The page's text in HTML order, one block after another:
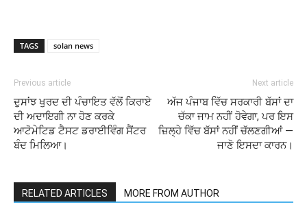
TAGS solan news
Previous article
ਦੁਸਾਂਝ ਖੁਰਦ ਦੀ ਪੰਚਾਇਤ ਵੱਲੋਂ ਕਿਰਾਏ
ਦੀ ਅਦਾਇਗੀ ਨਾ ਹੋਣ ਕਰਕੇ
ਆਟੋਮੇਟਿਡ ਟੈਸਟ ਡਰਾਈਵਿੰਗ ਸੈਂਟਰ
ਬੰਦ ਮਿਲਿਆ।
Next article
ਅੱਜ ਪੰਜਾਬ ਵਿੱਚ ਸਰਕਾਰੀ ਬੱਸਾਂ ਦਾ
ਚੱਕਾ ਜਾਮ ਨਹੀਂ ਹੋਵੇਗਾ, ਪਰ ਇਸ
ਜ਼ਿਲ੍ਹੇ ਵਿੱਚ ਬੱਸਾਂ ਨਹੀਂ ਚੱਲਣਗੀਆਂ —
ਜਾਣੋ ਇਸਦਾ ਕਾਰਨ।
RELATED ARTICLES MORE FROM AUTHOR